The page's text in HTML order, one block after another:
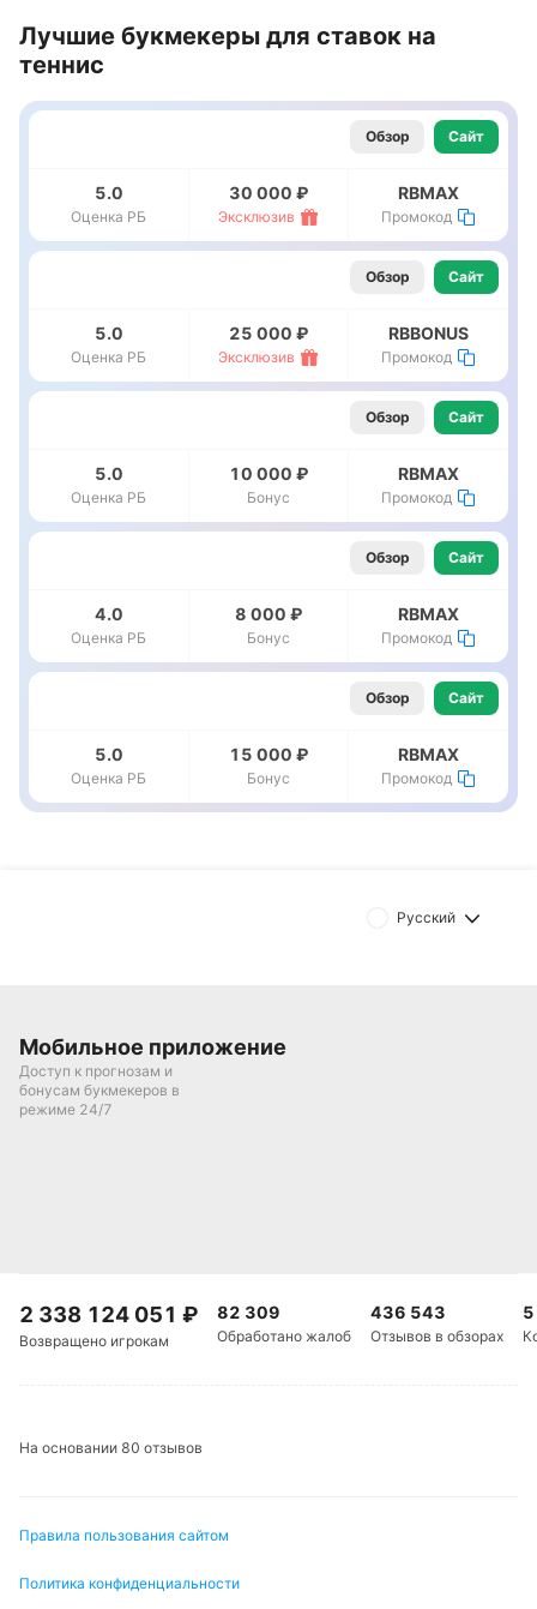
Лучшие букмекеры для ставок на
теннис
Обзор Сайт
5.0
Оценка РБ
30 000 ₽
Эксклюзив
RBMAX
Промокод
Обзор Сайт
5.0
Оценка РБ
25 000 ₽
Эксклюзив
RBBONUS
Промокод
Обзор Сайт
5.0
Оценка РБ
10 000 ₽
Бонус
RBMAX
Промокод
Обзор Сайт
4.0
Оценка РБ
8 000 ₽
Бонус
RBMAX
Промокод
Обзор Сайт
5.0
Оценка РБ
15 000 ₽
Бонус
RBMAX
Промокод
Русский
Мобильное приложение
Доступ к прогнозам и
бонусам букмекеров в
режиме 24/7
2 338 124 051 ₽
Возвращено игрокам
82 309
Обработано жалоб
436 543
Отзывов в обзорах
На основании 80 отзывов
Правила пользования сайтом
Политика конфиденциальности